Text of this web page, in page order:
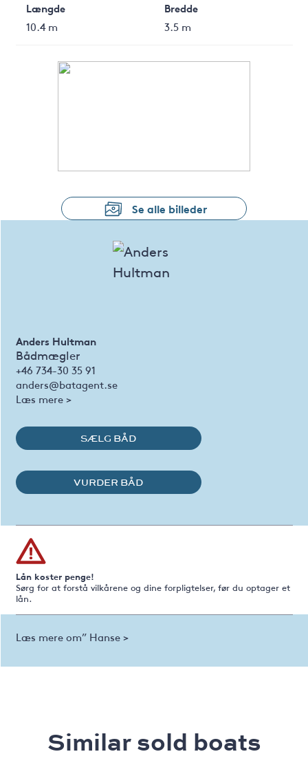
Længde
10.4 m
Bredde
3.5 m
Se alle billeder
Anders Hultman
Bådmægler
+46 734-30 35 91
anders@batagent.se
Læs mere >
SÆLG BÅD
VURDER BÅD
Lån koster penge!
Sørg for at forstå vilkårene og dine forpligtelser, før du optager et
lån.
Læs mere om” Hanse >
Similar sold boats